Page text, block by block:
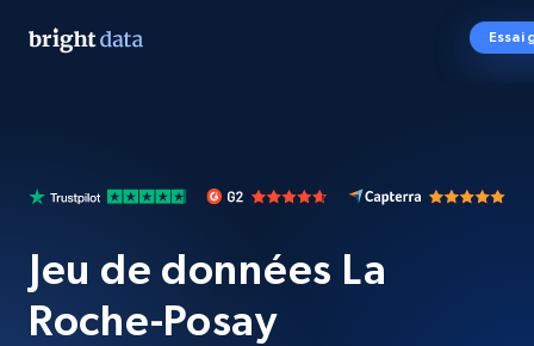
Essai
Jeu de données La
Roche-Posay